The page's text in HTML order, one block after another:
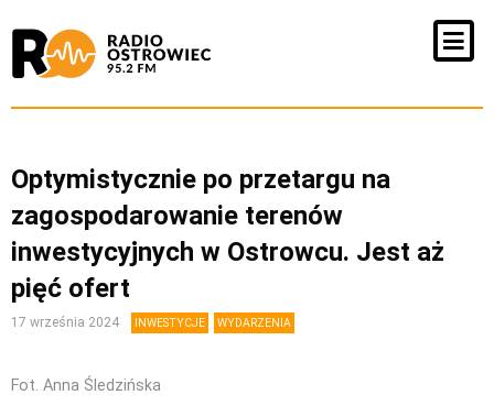
Optymistycznie po przetargu na
zagospodarowanie terenów
inwestycyjnych w Ostrowcu. Jest aż
pięć ofert
17 września 2024 INWESTYCJE WYDARZENIA
Fot. Anna Śledzińska